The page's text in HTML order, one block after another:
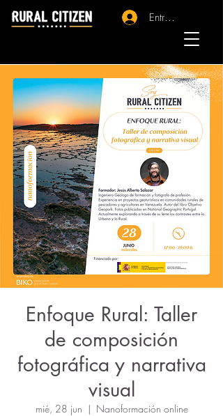
Entrar - Registro
Enfoque Rural: Taller
de composición
fotográfica y narrativa
visual
mié, 28 jun
  |
Nanoformación online